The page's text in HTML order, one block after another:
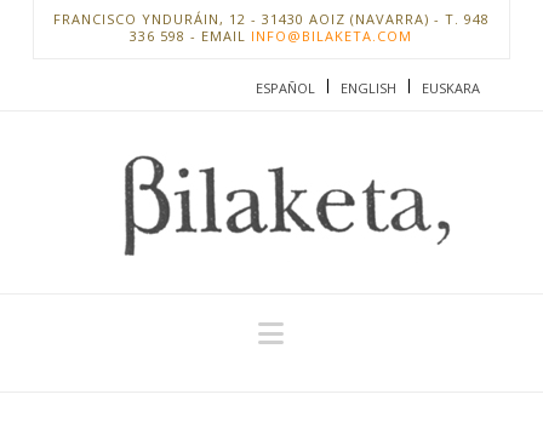
FRANCISCO YNDURÁIN, 12 - 31430 AOIZ (NAVARRA) - T. 948
336 598 - EMAIL INFO@BILAKETA.COM
ESPAÑOL ENGLISH EUSKARA
Navigation